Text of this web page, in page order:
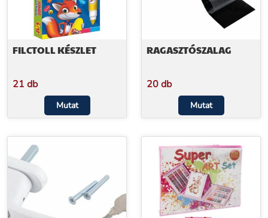
FILCTOLL KÉSZLET
21 db
Mutat
RAGASZTÓSZALAG
20 db
Mutat